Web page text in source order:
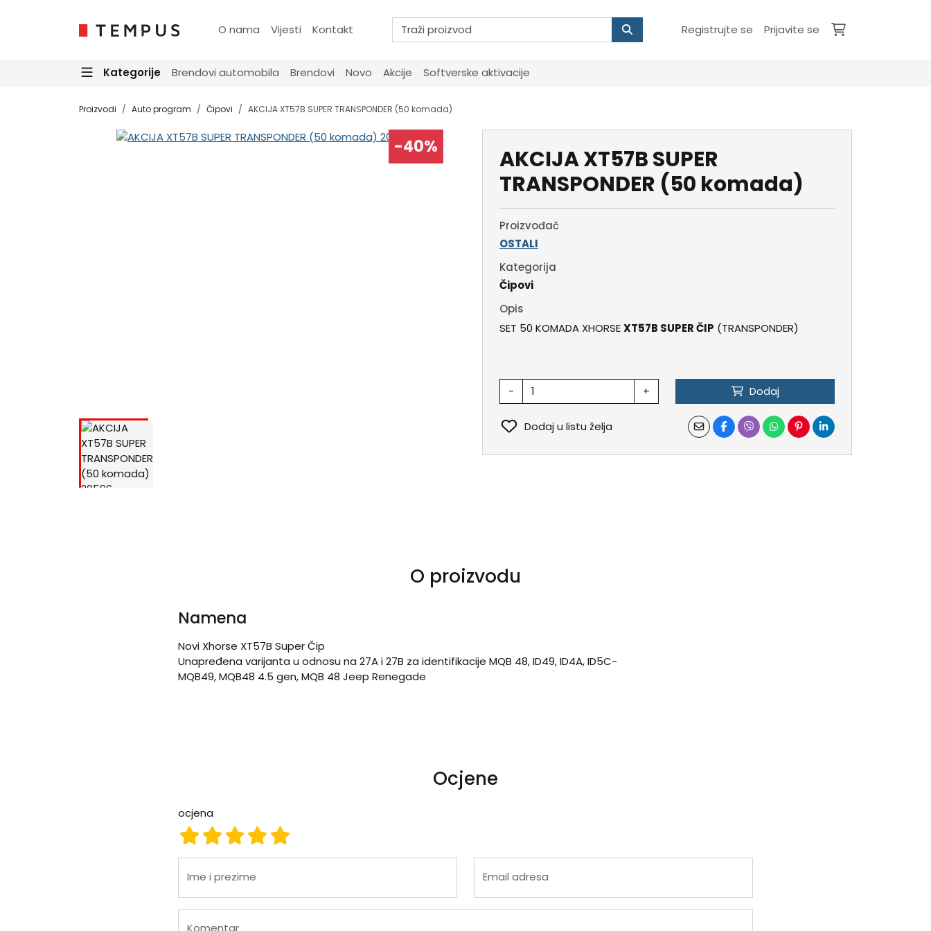
O nama Vijesti Kontakt Registrujte se Prijavite se
Kategorije Brendovi automobila Brendovi Novo Akcije Softverske aktivacije
Proizvodi Auto program Čipovi AKCIJA XT57B SUPER TRANSPONDER (50 komada)
-40%
AKCIJA XT57B SUPER
TRANSPONDER (50 komada)
Proizvođač
OSTALI
Kategorija
Čipovi
Opis
SET 50 KOMADA XHORSEXT57B SUPER ČIP (TRANSPONDER)
- + Dodaj
Dodaj u listu želja
O proizvodu
Namena
Novi Xhorse XT57B Super Čip
Unapređena varijanta u odnosu na 27A i 27B za identifikacije MQB 48, ID49, ID4A, ID5C-
MQB49, MQB48 4.5 gen, MQB 48 Jeep Renegade
Ocjene
ocjena
ocjena 5
ocjena 4
ocjena 3
ocjena 2
ocjena 1
Ime i prezime Email adresa
Komentar